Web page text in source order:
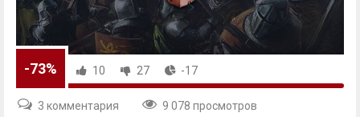
-73% 10 27 -17
3 комментария
9 078 просмотров